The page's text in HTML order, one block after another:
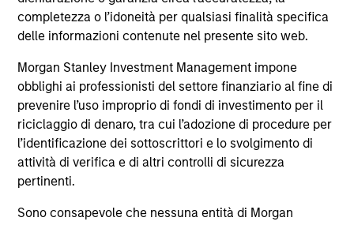
completezza o l’idoneità per qualsiasi finalità specifica
delle informazioni contenute nel presente sito web.
Morgan Stanley Investment Management impone
obblighi ai professionisti del settore finanziario al fine di
prevenire l’uso improprio di fondi di investimento per il
riciclaggio di denaro, tra cui l’adozione di procedure per
l’identificazione dei sottoscrittori e lo svolgimento di
attività di verifica e di altri controlli di sicurezza
pertinenti.
Sono consapevole che nessuna entità di Morgan
all’emissione e al rimborso delle azioni. La fonte di tutti i
dati relativi alle performance e agli indici è Morgan Stanley
Investment Management Limited (“MSIM Ltd”).
Il valore degli investimenti e i proventi da essi derivanti
possono aumentare come diminuire e un investitore può
non
recuperare l'importo investito.
I dati di performance per i comparti con track record
inferiore a un anno non sono illustrati. Le performance sono
calcolate al netto delle commissioni. I dati di performance
da inizio anno non sono annualizzati. Le performance di
altre classi di azioni, se disponibili, potrebbero essere